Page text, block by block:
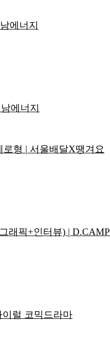
에너지
에너지
형 | 서울배달X땡겨요
래픽+인터뷰) | D.CAMP
럴 코믹드라마